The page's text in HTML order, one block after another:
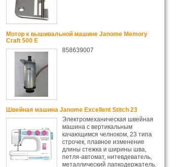
Мотор к вышивальной машине Janome Memory
Craft 500 E
858639007
Швейная машина Janome Excellent Stitch 23
Электромеханическая швейная
машина с вертикальным
качающимся челноком, 23 типа
строчек, плавное изменение
длины стежка и ширины шва,
петля-автомат, нитевдеватель,
металлический лапкодержатель.